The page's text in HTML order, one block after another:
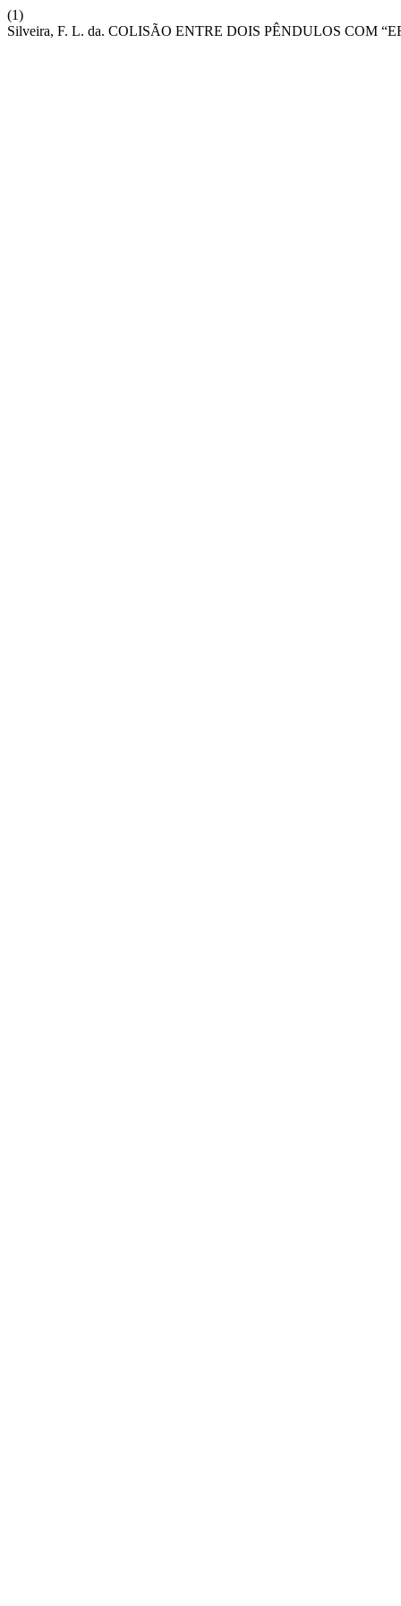
(1)
Silveira, F. L. da. COLISÃO ENTRE DOIS PÊNDULOS COM